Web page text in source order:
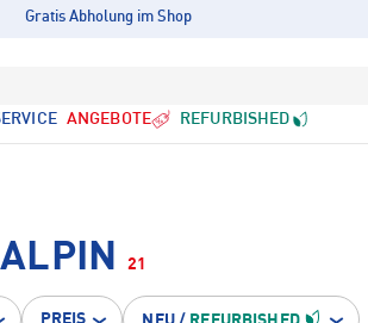
Gratis Abholung im Shop
ANGEBOTE REFURBISHED
21
PREIS